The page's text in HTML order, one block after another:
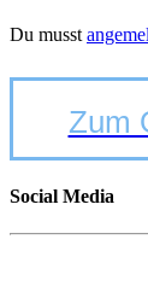
Du musst
Zum
Social Media